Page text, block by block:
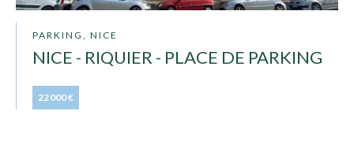
PARKING, NICE
NICE - RIQUIER - PLACE DE PARKING
22 000 €